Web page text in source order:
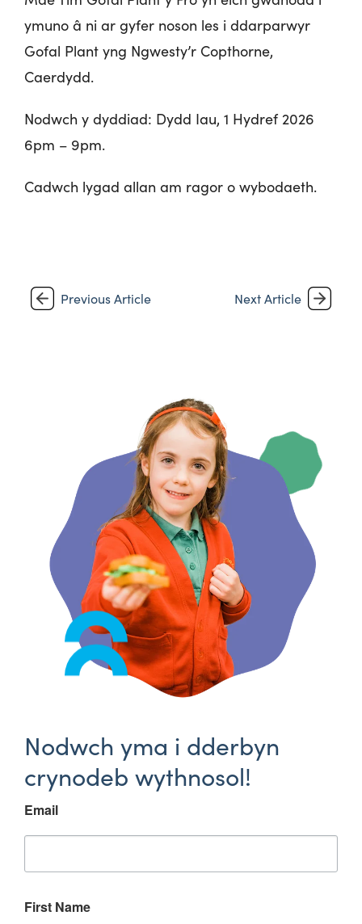
ymuno â ni ar gyfer noson les i ddarparwyr
Gofal Plant yng Ngwesty’r Copthorne,
Caerdydd.
Nodwch y dyddiad: Dydd Iau, 1 Hydref 2026
6pm – 9pm.
Cadwch lygad allan am ragor o wybodaeth.
Previous Article Next Article
Nodwch yma i dderbyn
crynodeb wythnosol!
Email
First Name